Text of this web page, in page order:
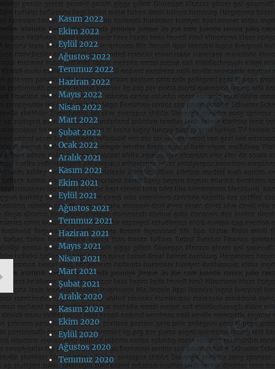
Kasım 2022
Ekim 2022
Eylül 2022
Ağustos 2022
Temmuz 2022
Haziran 2022
Mayıs 2022
Nisan 2022
Mart 2022
Şubat 2022
Ocak 2022
Aralık 2021
Kasım 2021
Ekim 2021
Eylül 2021
Ağustos 2021
Temmuz 2021
Haziran 2021
Mayıs 2021
Nisan 2021
Mart 2021
Şubat 2021
Aralık 2020
Kasım 2020
Ekim 2020
Eylül 2020
Ağustos 2020
Temmuz 2020